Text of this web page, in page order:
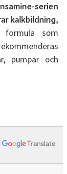
serien
kalkbildning,
som
pumpar och